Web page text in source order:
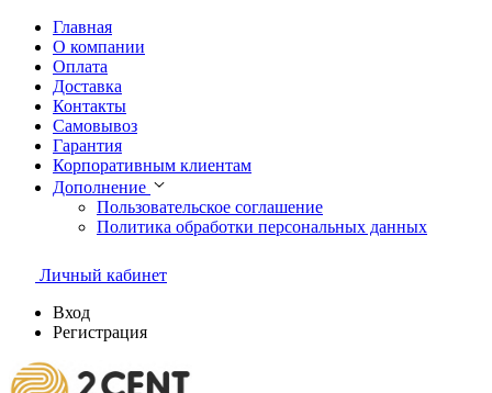
Главная
О компании
Оплата
Доставка
Контакты
Самовывоз
Гарантия
Корпоративным клиентам
Дополнение
Пользовательское соглашение
Политика обработки персональных данных
Личный кабинет
Вход
Регистрация